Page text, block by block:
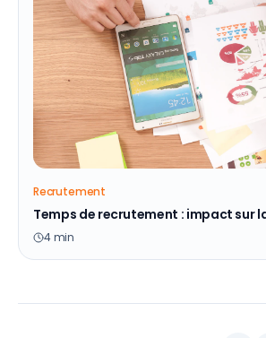
Recrutement
Temps de recrutement : impact sur
4min